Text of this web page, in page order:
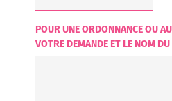
POUR UNE ORDONNANCE OU
VOTRE DEMANDE ET LE NOM